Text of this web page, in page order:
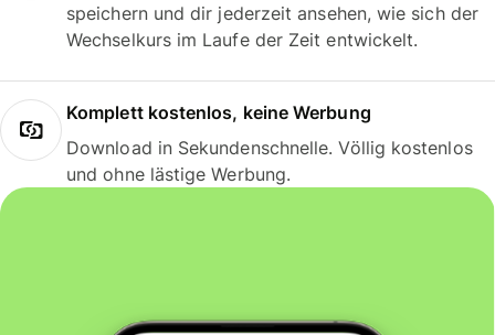
speichern und dir jederzeit ansehen, wie sich der
Wechselkurs im Laufe der Zeit entwickelt.
Komplett kostenlos, keine Werbung
Download in Sekundenschnelle. Völlig kostenlos
und ohne lästige Werbung.